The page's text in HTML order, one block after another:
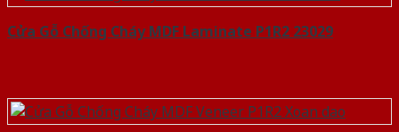
Cửa Gỗ Chống Cháy MDF Laminate P1R2 23029